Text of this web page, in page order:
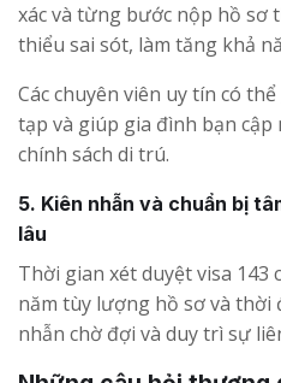
xác và từng bước nộp hồ sơ
thiểu sai sót, làm tăng khả
Các chuyên viên uy tín có
tạp và giúp gia đình bạn
chính sách di trú.
5. Kiên nhẫn và chuẩn bị
lâu
Thời gian xét duyệt visa 143
năm tùy lượng hồ sơ và thời
nhẫn chờ đợi và duy trì sự